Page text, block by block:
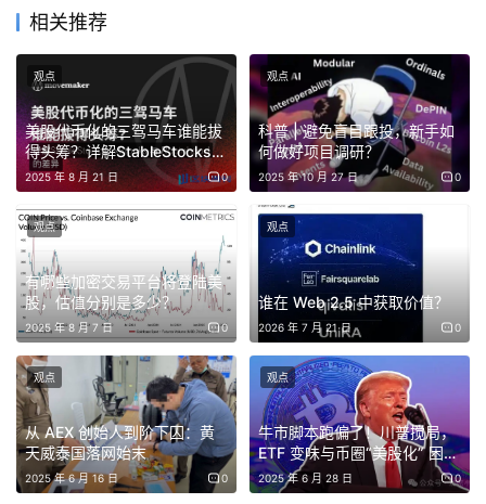
图：BNB Chain日均交易量
图：BNB Chain TVL（总锁定价值）
这些数字说明，在稳定币交易、资产流转和高频交互等多个
方向上，BNB Chain已经经受住了真实使用场景的长期检
验。
相比数据本身，更容易被用户感知的，是链上的活跃氛围。
2025年上半年，在 @Four_FORM_ 平台推动下出现多轮
相关推荐
美股代币化的三驾马车谁能拔
得头筹？详解StableStocks、
xStocks 与 Robinhood的差
异
2025 年 8 月 21 日 0
观点
科普 | 避免盲目跟投，新手如
何做好项目调研？
2025 年 10 月 27 日 0
观点
有哪些加密交易平台将登陆美
股，估值分别是多少？
2025 年 8 月 7 日 0
观点
谁在 Web 2.5 中获取价值？
2026 年 7 月 21 日 0
观点
从 AEX 创始人到阶下囚：黄
天威泰国落网始末
2025 年 6 月 16 日 0
观点
牛市脚本跑偏了！川普搅局，
ETF 变味与币圈“美股化” 困
局：我们是不是走错了片场？
2025 年 6 月 28 日 0
观点